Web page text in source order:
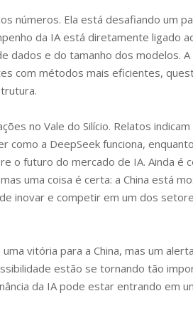
números. Ela está desafiando um
da IA está diretamente ligado
dados e do tamanho dos modelos.
com métodos mais eficientes,
no Vale do Silício. Relatos
como a DeepSeek funciona,
o futuro do mercado de IA. Ainda é
uma coisa é certa: a China está
inovar e competir em um dos
vitória para a China, mas um
estão se tornando tão
da IA pode estar entrando em